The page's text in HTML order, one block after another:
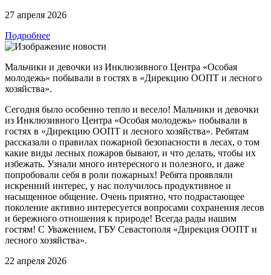
27 апреля 2026
Подробнее
Мальчики и девочки из Инклюзивного Центра «Особая
молодежь» побывали в гостях в «Дирекцию ООПТ и лесного
хозяйства».
Сегодня было особенно тепло и весело! Мальчики и девочки
из Инклюзивного Центра «Особая молодежь» побывали в
гостях в «Дирекцию ООПТ и лесного хозяйства». Ребятам
рассказали о правилах пожарной безопасности в лесах, о том
какие виды лесных пожаров бывают, и что делать, чтобы их
избежать. Узнали много интересного и полезного, и даже
попробовали себя в роли пожарных! Ребята проявляли
искренний интерес, у нас получилось продуктивное и
насыщенное общение. Очень приятно, что подрастающее
поколение активно интересуется вопросами сохранения лесов
и бережного отношения к природе! Всегда рады нашим
гостям! С Уважением, ГБУ Севастополя «Дирекция ООПТ и
лесного хозяйства».
22 апреля 2026